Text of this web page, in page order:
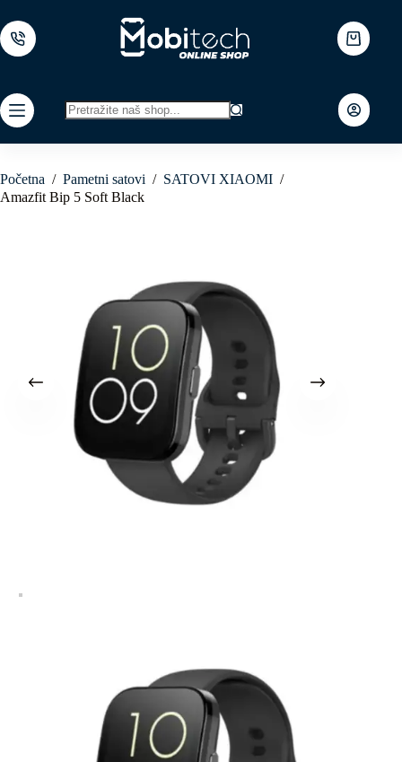
to
content
Shopping
cart
results
Početna / Pametni satovi / SATOVI XIAOMI /
Amazfit Bip 5 Soft Black